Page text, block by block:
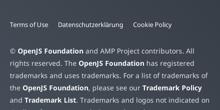
Terms of Use Datenschutzerklärung Cookie Policy
© OpenJS Foundation and AMP Project contributors. All
rights reserved. The OpenJS Foundation has registered
trademarks and uses trademarks. For a list of trademarks of
the OpenJS Foundation, please see our Trademark Policy
and Trademark List. Trademarks and logos not indicated on